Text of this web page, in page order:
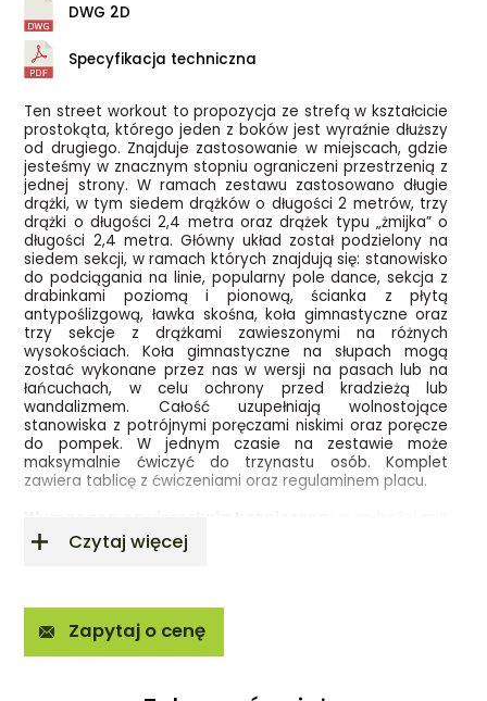
DWG 2D
Specyfikacja techniczna
Ten street workout to propozycja ze strefą w kształcicie
prostokąta, którego jeden z boków jest wyraźnie dłuższy
od drugiego. Znajduje zastosowanie w miejscach, gdzie
jesteśmy w znacznym stopniu ograniczeni przestrzenią z
jednej strony. W ramach zestawu zastosowano długie
drążki, w tym siedem drążków o długości 2 metrów, trzy
drążki o długości 2,4 metra oraz drążek typu „żmijka” o
długości 2,4 metra. Główny układ został podzielony na
siedem sekcji, w ramach których znajdują się: stanowisko
do podciągania na linie, popularny pole dance, sekcja z
drabinkami poziomą i pionową, ścianka z płytą
antypoślizgową, ławka skośna, koła gimnastyczne oraz
trzy sekcje z drążkami zawieszonymi na różnych
wysokościach. Koła gimnastyczne na słupach mogą
zostać wykonane przez nas w wersji na pasach lub na
łańcuchach, w celu ochrony przed kradzieżą lub
wandalizmem. Całość uzupełniają wolnostojące
stanowiska z potrójnymi poręczami niskimi oraz poręcze
do pompek. W jednym czasie na zestawie może
maksymalnie ćwiczyć do trzynastu osób. Komplet
zawiera tablicę z ćwiczeniami oraz regulaminem placu.
40 cm, np. kora, wióry, piasek, żwir, nawierzchnie
poliuretanowe, płytki SBR/EPDM, maty przerostowe,
2,40 m
Czytaj więcej
Zapytaj o cenę